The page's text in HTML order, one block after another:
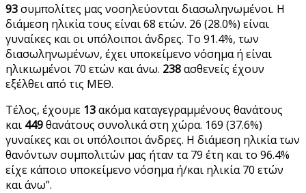
93συμπολίτες μας νοσηλεύονται διασωληνωμένοι. Η
διάμεση ηλικία τους είναι 68 ετών. 26 (28.0%) είναι
γυναίκες και οι υπόλοιποι άνδρες. To 91.4%, των
διασωληνωμένων, έχει υποκείμενο νόσημα ή είναι
ηλικιωμένοι 70 ετών και άνω. 238ασθενείς έχουν
εξέλθει από τις ΜΕΘ.
Τέλος, έχουμε 13ακόμα καταγεγραμμένους θανάτους
και 449θανάτους συνολικά στη χώρα. 169 (37.6%)
γυναίκες και οι υπόλοιποι άνδρες. Η διάμεση ηλικία των
θανόντων συμπολιτών μας ήταν τα 79 έτη και το 96.4%
είχε κάποιο υποκείμενο νόσημα ή/και ηλικία 70 ετών
και άνω”.